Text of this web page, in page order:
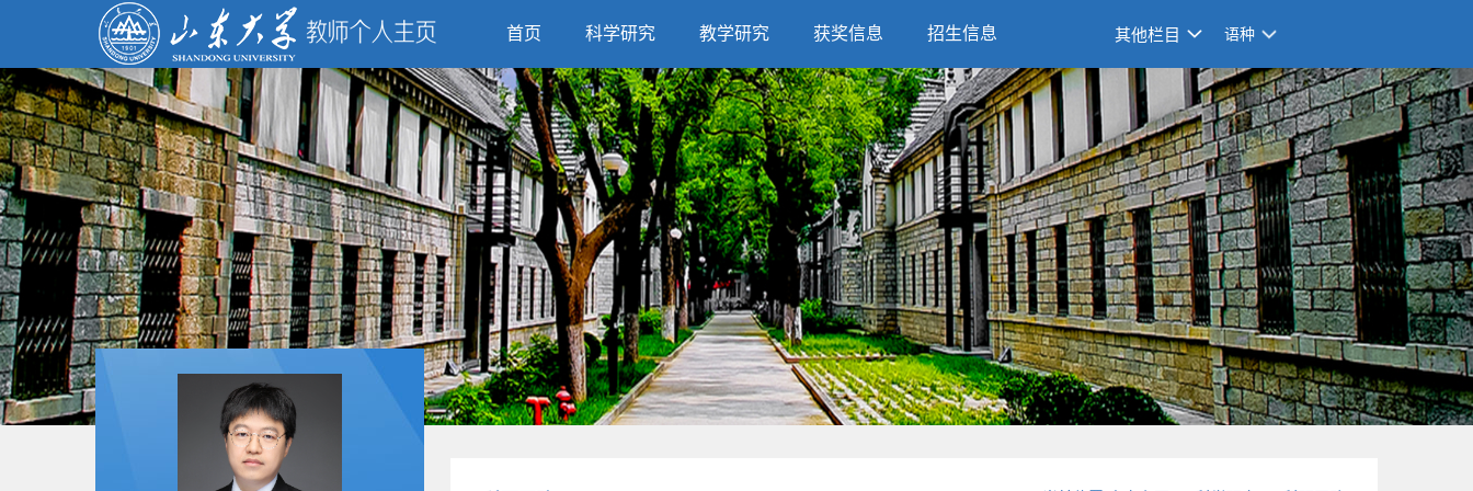
首页 科学研究 教学研究 获奖信息 招生信息 其他栏目 语种